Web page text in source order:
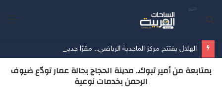
الهلال يفتتح مركز الماجدية الرياضي.. مقرًا جديدًا للفريق الأول
بمتابعة من أمير تبوك.. مدينة الحجاج بحالة عمار تودّع ضيوف
الرحمن بخدمات نوعية